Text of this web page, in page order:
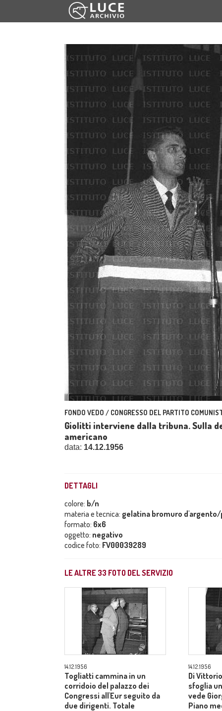
FONDO VEDO / CONGRESSO DEL PARTITO
Giolitti interviene dalla tribuna. Sulla
americano
data: 14.12.1956
DETTAGLI
colore: b/n
materia e tecnica: gelatina bromuro
formato: 6x6
oggetto: negativo
codice foto: FV00039289
LE ALTRE 33 FOTO DEL SERVIZIO
14.12.1956
Togliatti cammina in un
corridoio del palazzo dei
Congressi all'Eur seguito da
due dirigenti. Totale
14.12.1956
Di
sfoglia
vede
Piano